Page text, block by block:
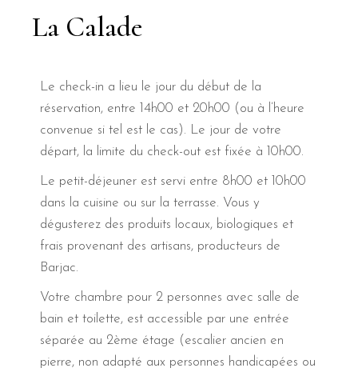
La Calade
Le check-in a lieu le jour du début de la
réservation, entre 14h00 et 20h00 (ou à l’heure
convenue si tel est le cas). Le jour de votre
départ, la limite du check-out est fixée à 10h00.
Le petit-déjeuner est servi entre 8h00 et 10h00
dans la cuisine ou sur la terrasse. Vous y
dégusterez des produits locaux, biologiques et
frais provenant des artisans, producteurs de
Barjac.
Votre chambre pour 2 personnes avec salle de
bain et toilette, est accessible par une entrée
séparée au 2ème étage (escalier ancien en
pierre, non adapté aux personnes handicapées ou